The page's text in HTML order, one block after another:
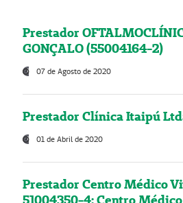
Prestador
GONÇALO (55004164-2)
07 de Agosto de 2020
Prestador Clínica Itaipú
01 de Abril de 2020
Prestador Centro Médico
51004350-4: Centro